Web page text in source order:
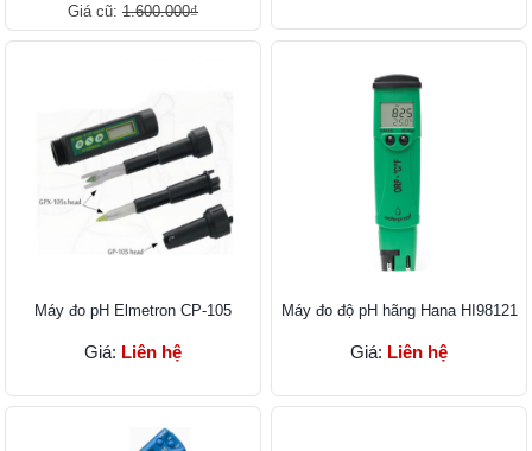
Giá cũ: 1.600.000₫
Máy đo pH Elmetron CP-105
Giá: Liên hệ
Máy đo độ pH hãng Hana HI98121
Giá: Liên hệ